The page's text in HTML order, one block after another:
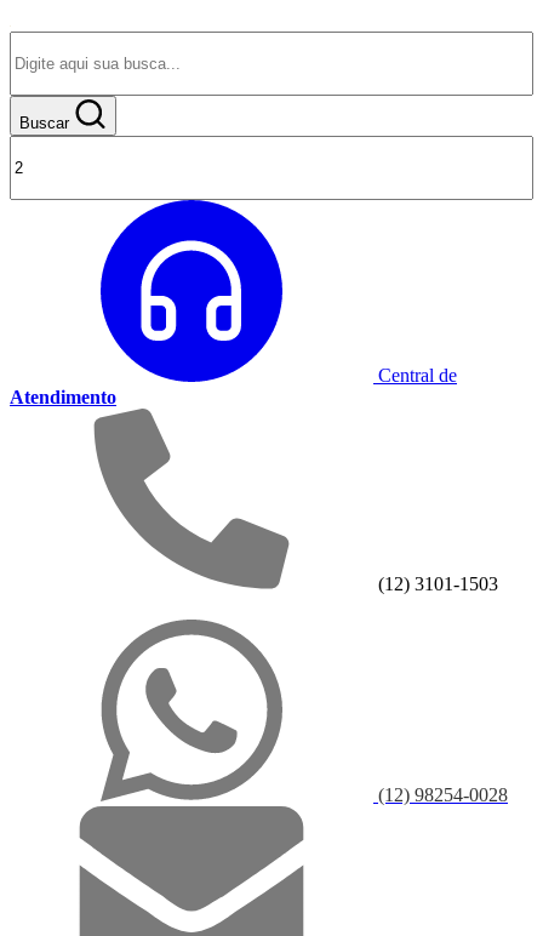
Buscar
Central de
Atendimento
(12) 3101-1503
(12) 98254-0028